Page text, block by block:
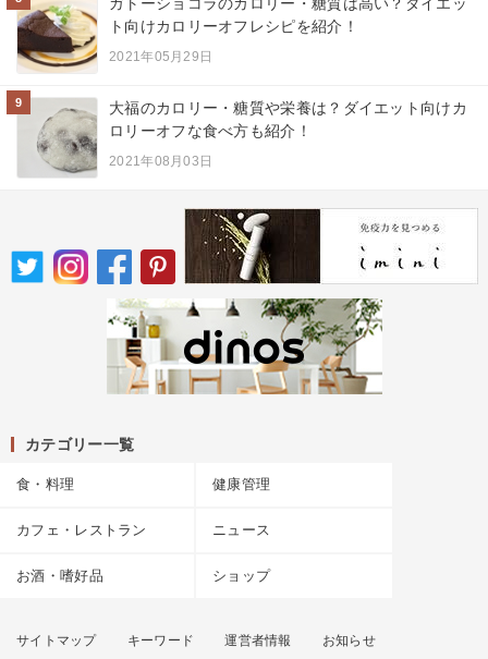
ト向けカロリーオフレシピを紹介！
2021年05月29日
9
大福のカロリー・糖質や栄養は？ダイエット向けカ
ロリーオフな食べ方も紹介！
2021年08月03日
カテゴリー一覧
食・料理 健康管理
カフェ・レストラン ニュース
お酒・嗜好品 ショップ
サイトマップ キーワード 運営者情報 お知らせ